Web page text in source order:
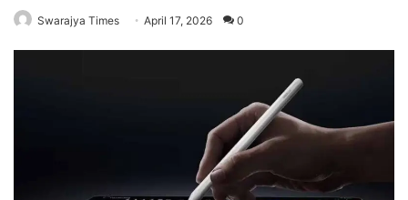
Swarajya Times April 17, 2026 0